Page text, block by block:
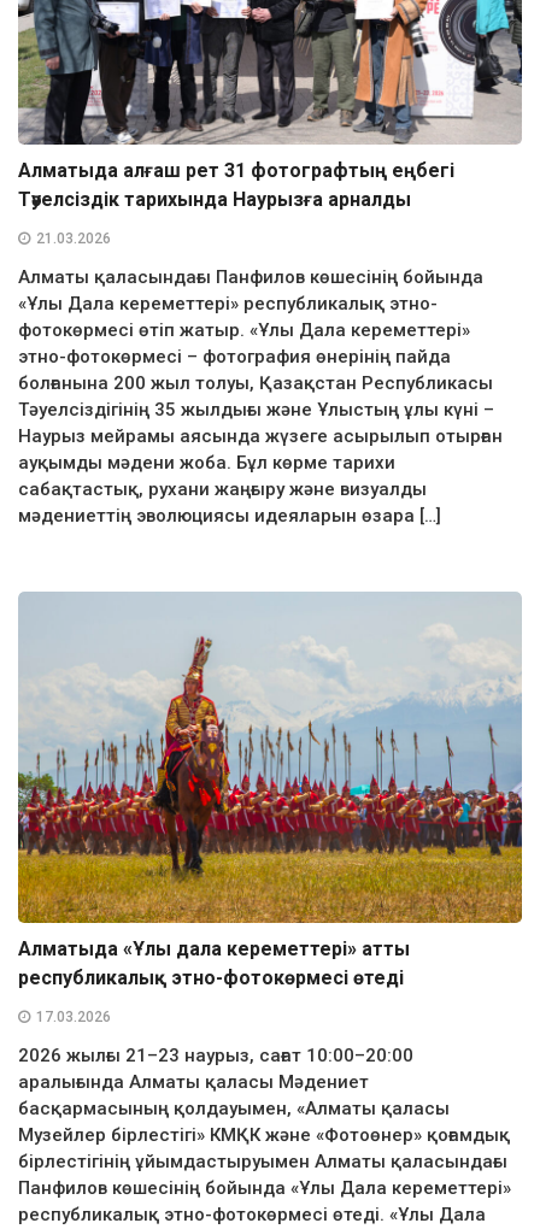
Алматыда алғаш рет 31 фотографтың еңбегі
Тәуелсіздік тарихында Наурызға арналды
21.03.2026
Алматы қаласындағы Панфилов көшесінің бойында
«Ұлы Дала кереметтері» республикалық этно-
фотокөрмесі өтіп жатыр. «Ұлы Дала кереметтері»
этно-фотокөрмесі – фотография өнерінің пайда
болғанына 200 жыл толуы, Қазақстан Республикасы
Тәуелсіздігінің 35 жылдығы және Ұлыстың ұлы күні –
Наурыз мейрамы аясында жүзеге асырылып отырған
ауқымды мәдени жоба. Бұл көрме тарихи
сабақтастық, рухани жаңғыру және визуалды
мәдениеттің эволюциясы идеяларын өзара […]
Алматыда «Ұлы дала кереметтері» атты
республикалық этно-фотокөрмесі өтеді
17.03.2026
2026 жылғы 21–23 наурыз, сағат 10:00–20:00
аралығында Алматы қаласы Мәдениет
басқармасының қолдауымен, «Алматы қаласы
Музейлер бірлестігі» КМҚК және «Фотоөнер» қоғамдық
бірлестігінің ұйымдастыруымен Алматы қаласындағы
Панфилов көшесінің бойында «Ұлы Дала кереметтері»
республикалық этно-фотокөрмесі өтеді. «Ұлы Дала